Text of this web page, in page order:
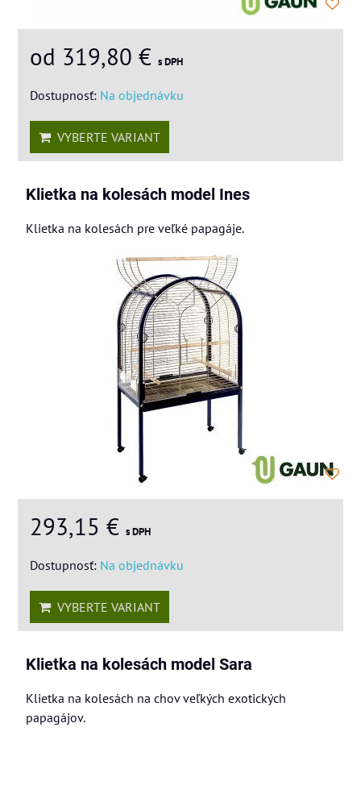
od 319,80 € s DPH
Dostupnosť: Na objednávku
VYBERTE VARIANT
Klietka na kolesách model Ines
Klietka na kolesách pre veľké papagáje.
293,15 € s DPH
Dostupnosť: Na objednávku
VYBERTE VARIANT
Klietka na kolesách model Sara
Klietka na kolesách na chov veľkých exotických
papagájov.